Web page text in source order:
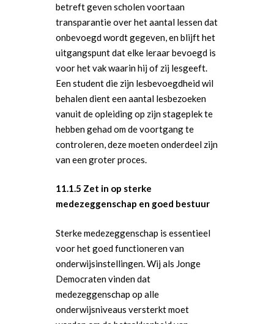
betreft geven scholen voortaan
transparantie over het aantal lessen dat
onbevoegd wordt gegeven, en blijft het
uitgangspunt dat elke leraar bevoegd is
voor het vak waarin hij of zij lesgeeft.
Een student die zijn lesbevoegdheid wil
behalen dient een aantal lesbezoeken
vanuit de opleiding op zijn stageplek te
hebben gehad om de voortgang te
controleren, deze moeten onderdeel zijn
van een groter proces.
11.1.5 Zet in op sterke
medezeggenschap en goed bestuur
Sterke medezeggenschap is essentieel
voor het goed functioneren van
onderwijsinstellingen. Wij als Jonge
Democraten vinden dat
medezeggenschap op alle
onderwijsniveaus versterkt moet